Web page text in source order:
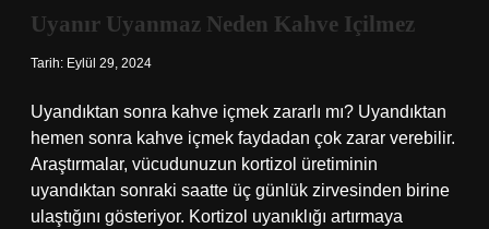
Uyanır Uyanmaz Neden Kahve Içilmez
Tarih: Eylül 29, 2024
Uyandıktan sonra kahve içmek zararlı mı? Uyandıktan
hemen sonra kahve içmek faydadan çok zarar verebilir.
Araştırmalar, vücudunuzun kortizol üretiminin
uyandıktan sonraki saatte üç günlük zirvesinden birine
ulaştığını gösteriyor. Kortizol uyanıklığı artırmaya